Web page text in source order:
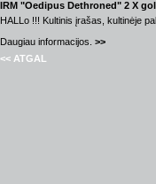
IRM "Oedipus Dethroned" 2 X
HALLo !!! Kultinis įrašas, kultinėje
Daugiau informacijos. >>
<< ATGAL